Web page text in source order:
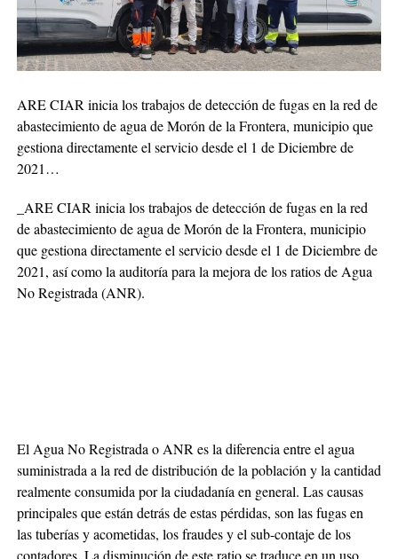
ARE CIAR inicia los trabajos de detección de fugas en la red de
abastecimiento de agua de Morón de la Frontera, municipio que
gestiona directamente el servicio desde el 1 de Diciembre de
2021…
_ARE CIAR inicia los trabajos de detección de fugas en la red
de abastecimiento de agua de Morón de la Frontera, municipio
que gestiona directamente el servicio desde el 1 de Diciembre de
2021, así como la auditoría para la mejora de los ratios de Agua
No Registrada (ANR).
El Agua No Registrada o ANR es la diferencia entre el agua
suministrada a la red de distribución de la población y la cantidad
realmente consumida por la ciudadanía en general. Las causas
principales que están detrás de estas pérdidas, son las fugas en
las tuberías y acometidas, los fraudes y el sub-contaje de los
contadores. La disminución de este ratio se traduce en un uso